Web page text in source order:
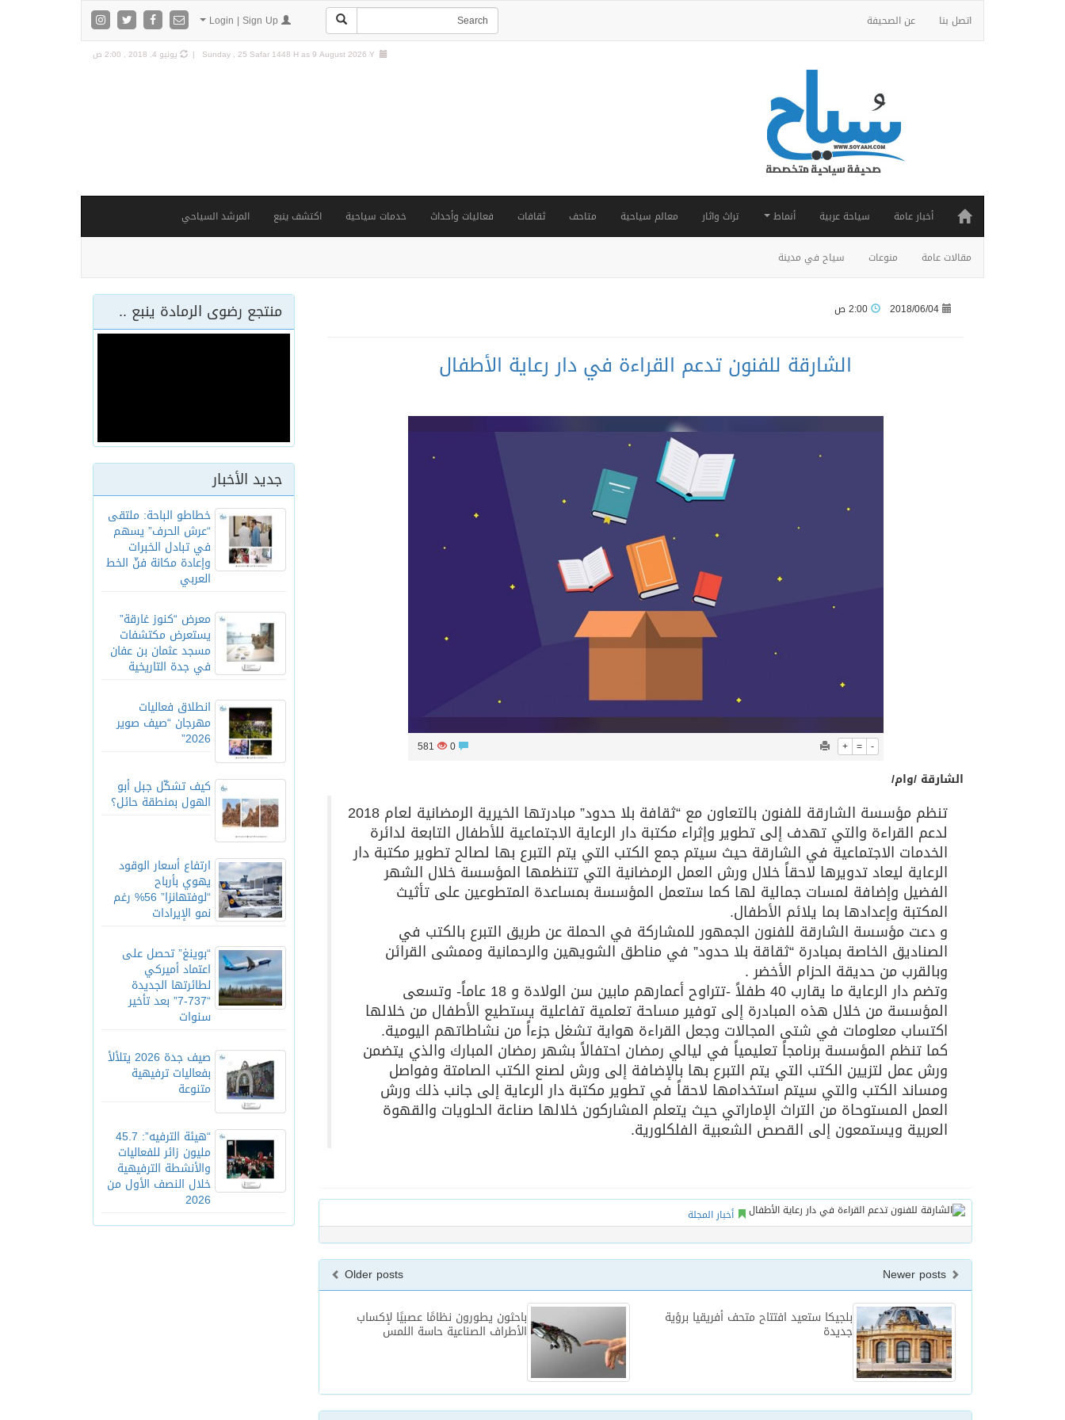
اتصل بنا عن الصحيفة
Sunday , 25 Safar 1448 H as9 August 2026 Y | يونيو 4, 2018 , 2:00 ص
أخبار عامة سياحة عربية أنماط تراث واثار معالم سياحية متاحف ثقافات فعاليات وأحداث خدمات سياحية اكتشف ينبع المرشد السياحي
مقالات عامة منوعات سياح في مدينة
منتجع رضوى الرمادة ينبع ..
جديد الأخبار
خطاطو الباحة: ملتقى
“عرش الحرف” يسهم
في تبادل الخبرات
وإعادة مكانة فنّ الخط
العربي
معرض “كنوز غارقة”
يستعرض مكتشفات
مسجد عثمان بن عفان
في جدة التاريخية
انطلاق فعاليات
مهرجان “صيف صوير
2026”
كيف تشكّل جبل أبو
الهول بمنطقة حائل؟
ارتفاع أسعار الوقود
يهوي بأرباح
“لوفتهانزا” 56% رغم
نمو الإيرادات
“بوينغ” تحصل على
اعتماد أميركي
لطائرتها الجديدة
“737-7” بعد تأخير
سنوات
صيف جدة 2026 يتلألأ
بفعاليات ترفيهية
متنوعة
“هيئة الترفيه”: 45.7
مليون زائر للفعاليات
والأنشطة الترفيهية
خلال النصف الأول من
2026
2018/06/04
الشارقة للفنون تدعم القراءة في دار رعاية الأطفال
+ = -
0
581
الشارقة /وام/
تنظم مؤسسة الشارقة للفنون بالتعاون مع “ثقافة بلا حدود” مبادرتها الخيرية الرمضانية لعام 2018
لدعم القراءة والتي تهدف إلى تطوير وإثراء مكتبة دار الرعاية الاجتماعية للأطفال التابعة لدائرة
الخدمات الاجتماعية في الشارقة حيث سيتم جمع الكتب التي يتم التبرع بها لصالح تطوير مكتبة دار
الرعاية ليعاد تدويرها لاحقاً خلال ورش العمل الرمضانية التي تتنظمها المؤسسة خلال الشهر
الفضيل وإضافة لمسات جمالية لها كما ستعمل المؤسسة بمساعدة المتطوعين على تأثيث
المكتبة وإعدادها بما يلائم الأطفال.
و دعت مؤسسة الشارقة للفنون الجمهور للمشاركة في الحملة عن طريق التبرع بالكتب في
الصناديق الخاصة بمبادرة “ثقاقة بلا حدود” في مناطق الشويهين والرحمانية وممشى القرائن
وبالقرب من حديقة الحزام الأخضر .
وتضم دار الرعاية ما يقارب 40 طفلاً -تتراوح أعمارهم مابين سن الولادة و 18 عاماً- وتسعى
المؤسسة من خلال هذه المبادرة إلى توفير مساحة تعلمية تفاعلية يستطيع الأطفال من خلالها
اكتساب معلومات في شتى المجالات وجعل القراءة هواية تشغل جزءاً من نشاطاتهم اليومية.
كما تنظم المؤسسة برنامجاً تعليمياً في ليالي رمضان احتفالاً بشهر رمضان المبارك والذي يتضمن
ورش عمل لتزيين الكتب التي يتم التبرع بها بالإضافة إلى ورش لصنع الكتب الصامتة وفواصل
ومساند الكتب والتي سيتم استخدامها لاحقاً في تطوير مكتبة دار الرعاية إلى جانب ذلك ورش
العمل المستوحاة من التراث الإماراتي حيث يتعلم المشاركون خلالها صناعة الحلويات والقهوة
العربية ويستمعون إلى القصص الشعبية الفلكلورية.
أخبار المجلة
Older posts
باحثون يطورون نظامًا عصبيًا لإكساب
الأطراف الصناعية حاسة اللمس
بلجيكا ستعيد افتتاح متحف أفريقيا برؤية
جديدة